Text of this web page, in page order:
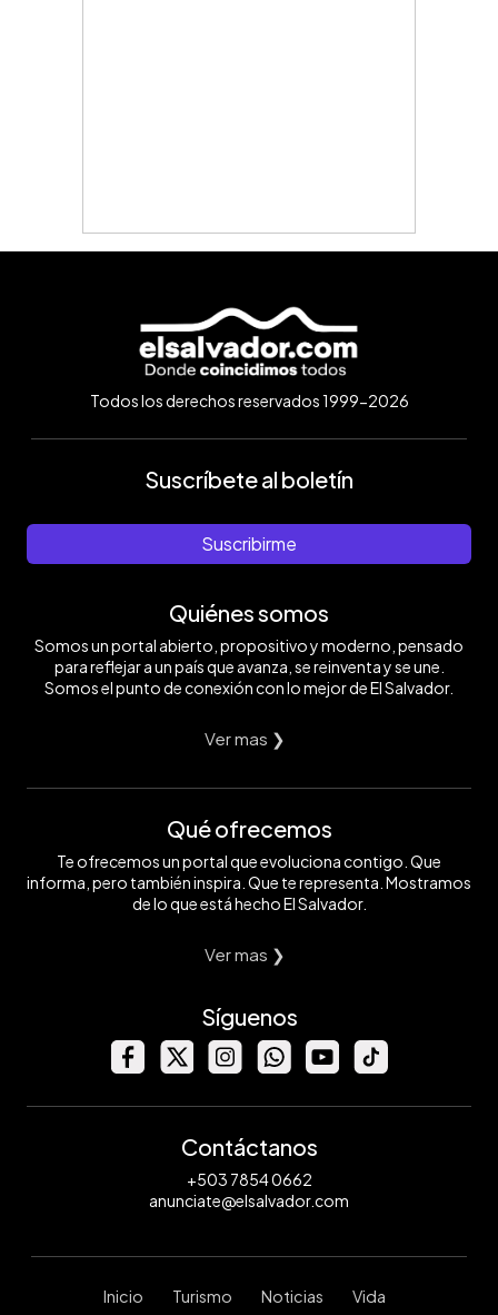
Todos los derechos reservados 1999-2026
Suscríbete al boletín
Suscribirme
Quiénes somos
Somos un portal abierto, propositivo y moderno, pensado
para reflejar a un país que avanza, se reinventa y se une.
Somos el punto de conexión con lo mejor de El Salvador.
Ver mas ❯
Qué ofrecemos
Te ofrecemos un portal que evoluciona contigo. Que
informa, pero también inspira. Que te representa. Mostramos
de lo que está hecho El Salvador.
Ver mas ❯
Síguenos
Contáctanos
+503 7854 0662
anunciate@elsalvador.com
Inicio Turismo Noticias Vida